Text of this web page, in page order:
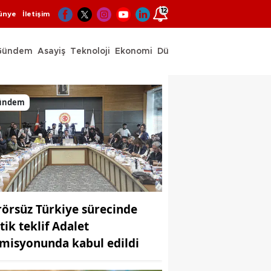
İletişim 12
Asayiş Teknoloji Ekonomi Dünya
Türkiye sürecinde
teklif Adalet
kabul edildi